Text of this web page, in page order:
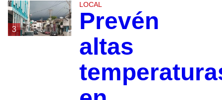
3
LOCAL
Prevén
altas